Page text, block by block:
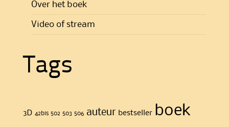
Over het boek
Video of stream
Tags
3D 42bis 502 503 506 auteur bestseller boek